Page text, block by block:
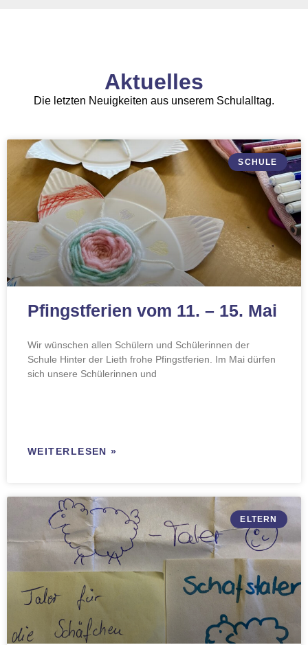
Aktuelles
Die letzten Neuigkeiten aus unserem Schulalltag.
SCHULE
Pfingstferien vom 11. – 15. Mai
Wir wünschen allen Schülern und Schülerinnen der
Schule Hinter der Lieth frohe Pfingstferien. Im Mai dürfen
sich unsere Schülerinnen und
WEITERLESEN »
ELTERN